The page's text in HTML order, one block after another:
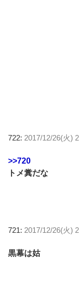
722: 2017/12/26(火)
>>720
トメ糞だな
721: 2017/12/26(火)
黒幕は姑